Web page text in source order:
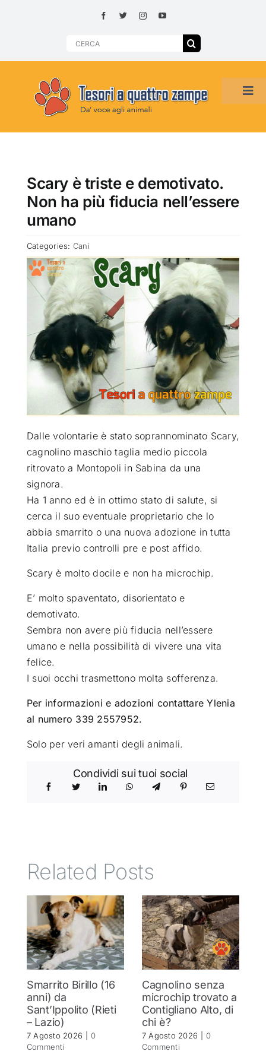
Search
HOME
SMARRITI O DA ADOTTARE
ADOTTATI O RITROVATI
ATTUALITÀ
VIDEO
CHI SIAMO
SEMPRE CON ME
Scary è triste e demotivato.
Non ha più fiducia nell’essere
umano
Categories: Cani
Dalle volontarie è stato soprannominato Scary,
cagnolino maschio taglia medio piccola
ritrovato a Montopoli in Sabina da una
signora.
Ha 1 anno ed è in ottimo stato di salute, si
cerca il suo eventuale proprietario che lo
abbia smarrito o una nuova adozione in tutta
Italia previo controlli pre e post affido.
Scary è molto docile e non ha microchip.
E’ molto spaventato, disorientato e
demotivato.
Sembra non avere più fiducia nell’essere
umano e nella possibilità di vivere una vita
felice.
I suoi occhi trasmettono molta sofferenza.
Per informazioni e adozioni contattareYlenia
al numero 339 2557952.
Solo per veri amanti degli animali.
Condividi sui tuoi social
Related Posts
Smarrito Birillo (16
anni) da
Sant’Ippolito (Rieti
– Lazio)
7 Agosto 2026
0
Commenti
Cagnolino senza
microchip trovato a
Contigliano Alto, di
chi è?
7 Agosto 2026
0
Commenti